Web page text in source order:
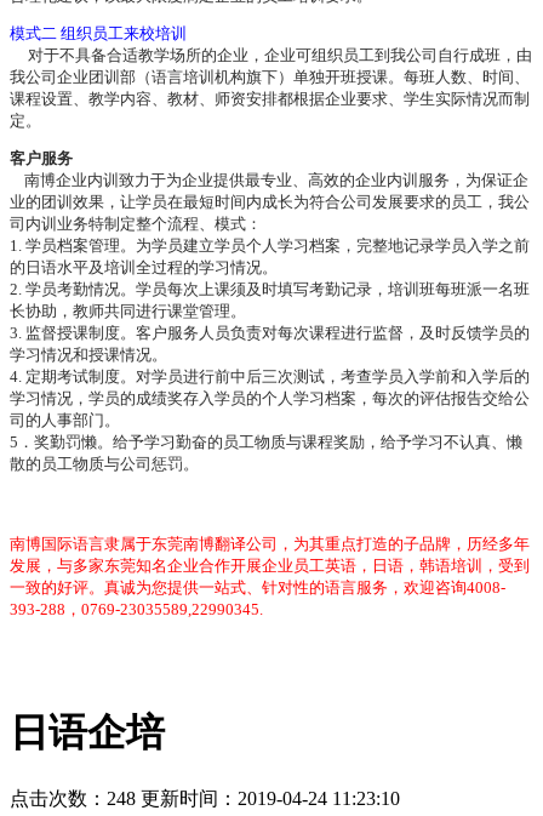
模式二 组织员工来校培训
对于不具备合适教学场所的企业，企业可组织员工到我公司自行成班，由
我公司企业团训部（语言培训机构旗下）单独开班授课。每班人数、时间、
课程设置、教学内容、教材、师资安排都根据企业要求、学生实际情况而制
定。
客户服务
南博企业内训致力于为企业提供最专业、高效的企业内训服务，为保证企
业的团训效果，让学员在最短时间内成长为符合公司发展要求的员工，我公
司内训业务特制定整个流程、模式：
1. 学员档案管理。为学员建立学员个人学习档案，完整地记录学员入学之前
的日语水平及培训全过程的学习情况。
2. 学员考勤情况。学员每次上课须及时填写考勤记录，培训班每班派一名班
长协助，教师共同进行课堂管理。
3. 监督授课制度。客户服务人员负责对每次课程进行监督，及时反馈学员的
学习情况和授课情况。
4. 定期考试制度。对学员进行前中后三次测试，考查学员入学前和入学后的
学习情况，学员的成绩奖存入学员的个人学习档案，每次的评估报告交给公
司的人事部门。
5．奖勤罚懒。给予学习勤奋的员工物质与课程奖励，给予学习不认真、懒
散的员工物质与公司惩罚。
南博国际语言隶属于东莞南博翻译公司，为其重点打造的子品牌，历经多年
发展，与多家东莞知名企业合作开展企业员工英语，日语，韩语培训，受到
一致的好评。真诚为您提供一站式、针对性的语言服务，欢迎咨询4008-
393-288，0769-23035589,22990345.
日语企培
点击次数： 248 更新时间：2019-04-24 11:23:10